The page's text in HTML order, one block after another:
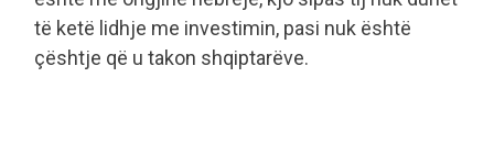
të ketë lidhje me investimin, pasi nuk është
çështje që u takon shqiptarëve.